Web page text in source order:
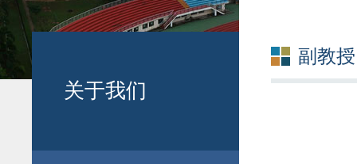
关于我们
副教授